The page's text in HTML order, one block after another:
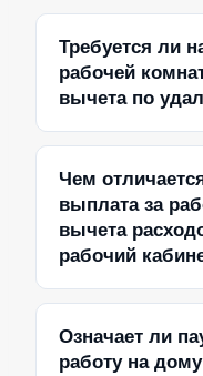
Требуется ли
рабочей
вычета по
Чем
выплата за
вычета
рабочий
Означает ли
работу на